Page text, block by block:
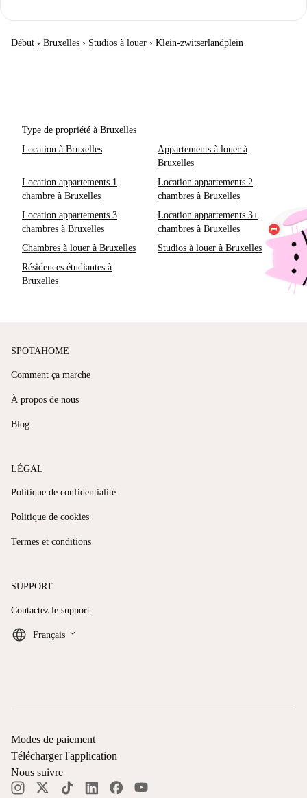
Début › Bruxelles › Studios à louer › Klein-zwitserlandplein
Type de propriété à Bruxelles
Location à Bruxelles
Appartements à louer à
Bruxelles
Location appartements 1
chambre à Bruxelles
Location appartements 2
chambres à Bruxelles
Location appartements 3
chambres à Bruxelles
Location appartements 3+
chambres à Bruxelles
Chambres à louer à Bruxelles
Studios à louer à Bruxelles
Résidences étudiantes à
Bruxelles
SPOTAHOME
Comment ça marche
À propos de nous
Blog
LÉGAL
Politique de confidentialité
Politique de cookies
Termes et conditions
SUPPORT
Contactez le support
Français keyboard_arrow_down
Modes de paiement
Télécharger l'application
Nous suivre